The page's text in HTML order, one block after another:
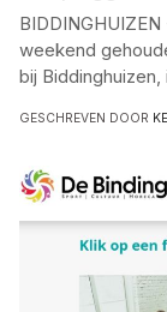
weekend
bij
GESCHREVEN DOOR